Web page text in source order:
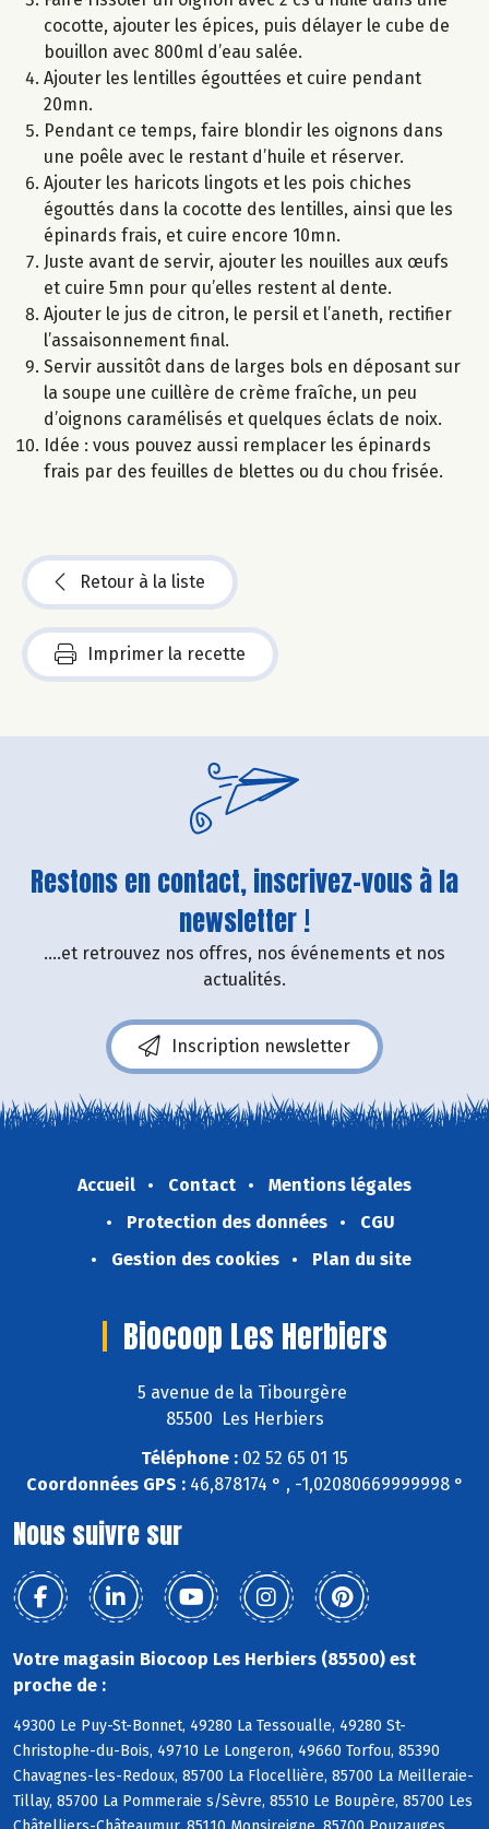
cocotte, ajouter les épices, puis délayer le cube de
bouillon avec 800ml d’eau salée.
Ajouter les lentilles égouttées et cuire pendant
20mn.
Pendant ce temps, faire blondir les oignons dans
une poêle avec le restant d’huile et réserver.
Ajouter les haricots lingots et les pois chiches
égouttés dans la cocotte des lentilles, ainsi que les
épinards frais, et cuire encore 10mn.
Juste avant de servir, ajouter les nouilles aux œufs
et cuire 5mn pour qu’elles restent al dente.
Ajouter le jus de citron, le persil et l’aneth, rectifier
l’assaisonnement final.
Servir aussitôt dans de larges bols en déposant sur
la soupe une cuillère de crème fraîche, un peu
d’oignons caramélisés et quelques éclats de noix.
Idée : vous pouvez aussi remplacer les épinards
frais par des feuilles de blettes ou du chou frisée.
Retour à la liste
Imprimer la recette
Restons en contact, inscrivez-vous à la
newsletter !
....et retrouvez nos offres, nos événements et nos
actualités.
Inscription newsletter
Accueil Contact
Mentions légales
Protection des données
CGU
Gestion des cookies
Plan du site
Biocoop Les Herbiers
5 avenue de la Tibourgère
85500 Les Herbiers
Téléphone : 02 52 65 01 15
Coordonnées GPS :46,878174 ° , -1,02080669999998 °
Nous suivre sur
Votre magasin Biocoop Les Herbiers (85500) est
proche de :
49300 Le Puy-St-Bonnet, 49280 La Tessoualle, 49280 St-
Christophe-du-Bois, 49710 Le Longeron, 49660 Torfou, 85390
Chavagnes-les-Redoux, 85700 La Flocellière, 85700 La Meilleraie-
Tillay, 85700 La Pommeraie s/Sèvre, 85510 Le Boupère, 85700 Les